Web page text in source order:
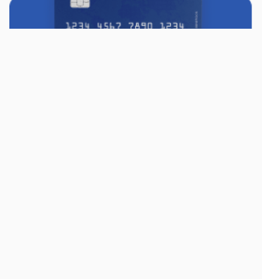
Accedé antes que nadie a los mejores descuentos.